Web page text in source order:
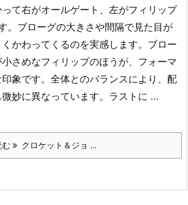
って右がオールゲート、左がフィリップ
。ブローグの大きさや間隔で見た目が
くかわってくるのを実感します。ブロー
小さめなフィリップのほうが、フォーマ
印象です。全体とのバランスにより、配
妙に異なっています。ラストに ...
む クロケット＆ジョ ...